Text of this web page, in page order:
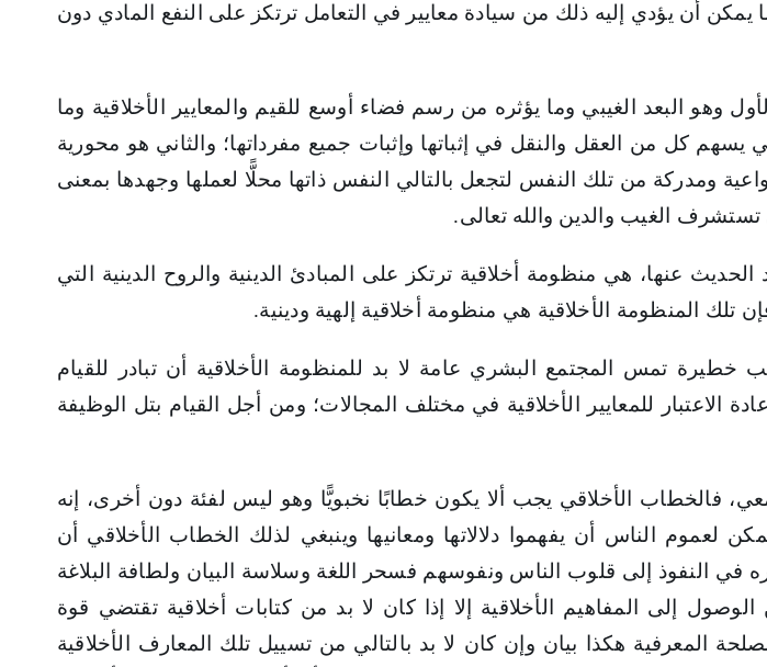
يمكن أن يؤدي إليه ذلك من سيادة معايير في التعامل ترتكز على النفع المادي دون
وهو البعد الغيبي وما يؤثره من رسم فضاء أوسع للقيم والمعايير الأخلاقية وما
كل من العقل والنقل في إثباتها وإثبات جميع مفرداتها؛ والثاني هو محورية
ومدركة من تلك النفس لتجعل بالتالي النفس ذاتها محلًّا لعملها وجهدها بمعنى
تستشرف الغيب والدين والله تعالى.
عنها، هي منظومة أخلاقية ترتكز على المبادئ الدينية والروح الدينية التي
المنظومة الأخلاقية هي منظومة أخلاقية إلهية ودينية.
خطيرة تمس المجتمع البشري عامة لا بد للمنظومة الأخلاقية أن تبادر للقيام
الاعتبار للمعايير الأخلاقية في مختلف المجالات؛ ومن أجل القيام بتل الوظيفة
فالخطاب الأخلاقي يجب ألا يكون خطابًا نخبويًّا وهو ليس لفئة دون أخرى، إنه
لعموم الناس أن يفهموا دلالاتها ومعانيها وينبغي لذلك الخطاب الأخلاقي أن
في النفوذ إلى قلوب الناس ونفوسهم فسحر اللغة وسلاسة البيان ولطافة البلاغة
إلى المفاهيم الأخلاقية إلا إذا كان لا بد من كتابات أخلاقية تقتضي قوة
المعرفية هكذا بيان وإن كان لا بد بالتالي من تسييل تلك المعارف الأخلاقية